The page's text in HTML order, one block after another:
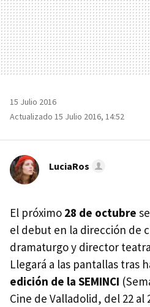
15 Julio 2016
Actualizado 15 Julio 2016, 14:52
LuciaRos
El próximo 28 de octubre
el debut en la dirección de
dramaturgo y director
Llegará a las pantallas tras
edición de la SEMINCI
Cine de Valladolid, del 22 al